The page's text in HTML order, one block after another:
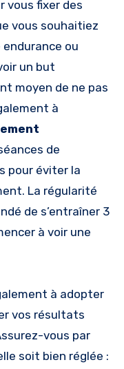
vous fixer des
vous souhaitiez
ou
un but
moyen de ne pas
à
de
pour éviter la
La régularité
de s’entraîner 3
à voir une
à adopter
vos résultats
vous par
soit bien réglée :